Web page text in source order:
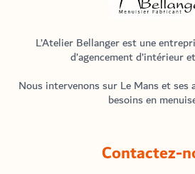
L’Atelier Bellanger est une
d’agencement d’intérieur
Nous intervenons sur Le Mans et
besoins en
Contactez-